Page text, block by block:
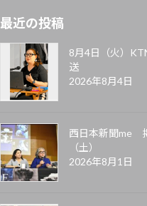
最近の投稿
8月4日（火）
送
2026年8月4日
西日本新聞me
（土）
2026年8月1日